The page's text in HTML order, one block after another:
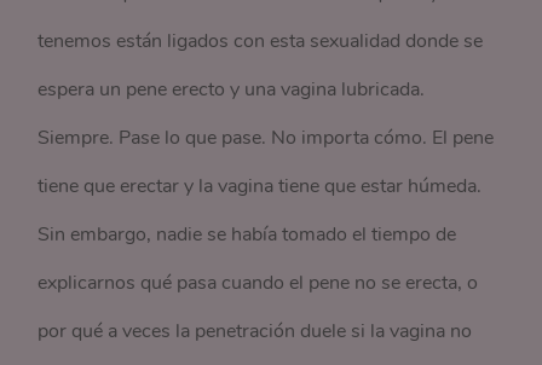
tenemos están ligados con esta sexualidad donde se
espera un pene erecto y una vagina lubricada.
Siempre. Pase lo que pase. No importa cómo. El pene
tiene que erectar y la vagina tiene que estar húmeda.
Sin embargo, nadie se había tomado el tiempo de
explicarnos qué pasa cuando el pene no se erecta, o
por qué a veces la penetración duele si la vagina no